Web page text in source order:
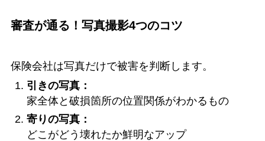
審査が通る！写真撮影4つのコツ
保険会社は写真だけで被害を判断します。
引きの写真：
家全体と破損箇所の位置関係がわかるもの
寄りの写真：
どこがどう壊れたか鮮明なアップ